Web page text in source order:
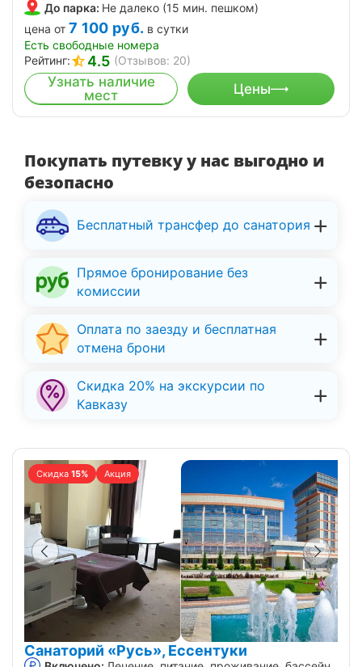
До парка: Не далеко (15 мин. пешком)
цена от 7 100 руб. в сутки
Есть свободные номера
Рейтинг:
4.5 (Отзывов: 20)
Узнать наличие
мест
Цены
Покупать путевку у нас выгодно и
безопасно
Бесплатный трансфер до санатория
Прямое бронирование без
комиссии
Оплата по заезду и бесплатная
отмена брони
Скидка 20% на экскурсии по
Кавказу
Скидка 15% Акция
Санаторий «Русь», Ессентуки